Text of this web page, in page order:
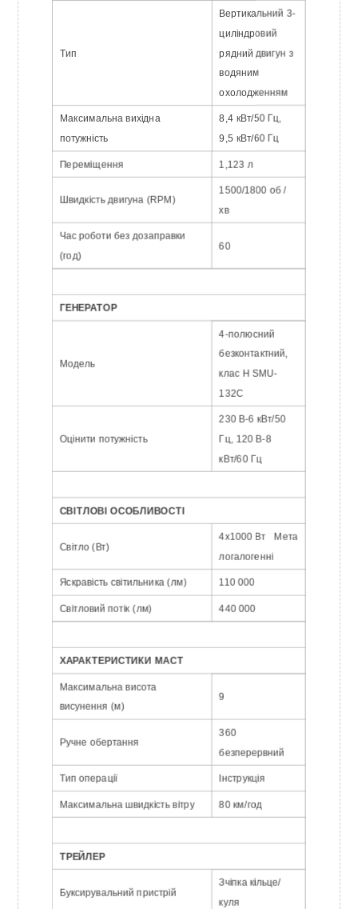
Тип
Вертикальний 3-
циліндровий
рядний двигун з
водяним
охолодженням
Максимальна вихідна
потужність
8,4 кВт/50 Гц,
9,5 кВт/60 Гц
Переміщення 1,123 л
Швидкість двигуна (RPM)
1500/1800 об /
хв
Час роботи без дозаправки
(год)
60
ГЕНЕРАТОР
Модель
4-полюсний
безконтактний,
клас H SMU-
132C
Оцінити потужність
230 В-6 кВт/50
Гц, 120 В-8
кВт/60 Гц
СВІТЛОВІ ОСОБЛИВОСТІ
Світло (Вт)
4x1000 Вт
Мета
логалогенні
Яскравість світильника (лм) 110 000
Світловий потік (лм) 440 000
ХАРАКТЕРИСТИКИ МАСТ
Максимальна висота
висунення (м)
9
Ручне обертання
360
безперервний
Тип операції Інструкція
Максимальна швидкість вітру 80 км/год
ТРЕЙЛЕР
Буксирувальний пристрій
Зчіпка кільце/
куля